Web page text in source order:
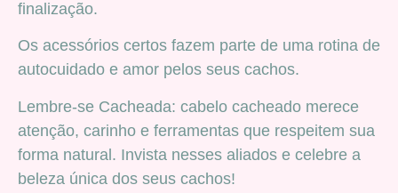
finalização.
Os acessórios certos fazem parte de uma rotina de
autocuidado e amor pelos seus cachos.
Lembre-se Cacheada: cabelo cacheado merece
atenção, carinho e ferramentas que respeitem sua
forma natural. Invista nesses aliados e celebre a
beleza única dos seus cachos!